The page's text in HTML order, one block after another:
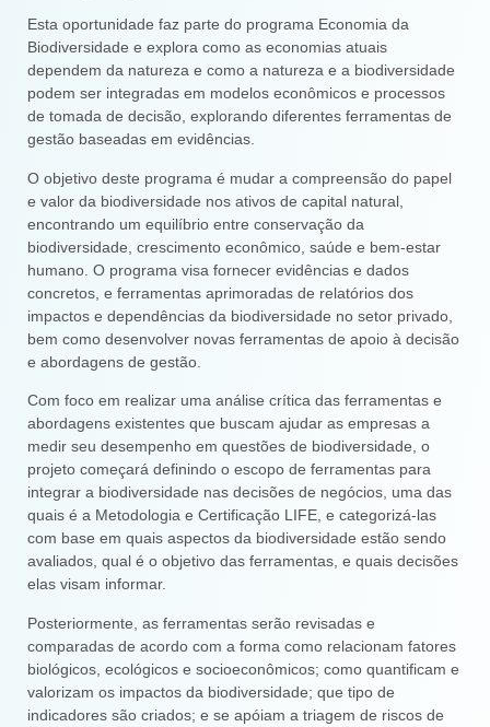
Esta oportunidade faz parte do programa Economia da
Biodiversidade e explora como as economias atuais
dependem da natureza e como a natureza e a biodiversidade
podem ser integradas em modelos econômicos e processos
de tomada de decisão, explorando diferentes ferramentas de
gestão baseadas em evidências.
O objetivo deste programa é mudar a compreensão do papel
e valor da biodiversidade nos ativos de capital natural,
encontrando um equilíbrio entre conservação da
biodiversidade, crescimento econômico, saúde e bem-estar
humano. O programa visa fornecer evidências e dados
concretos, e ferramentas aprimoradas de relatórios dos
impactos e dependências da biodiversidade no setor privado,
bem como desenvolver novas ferramentas de apoio à decisão
e abordagens de gestão.
Com foco em realizar uma análise crítica das ferramentas e
abordagens existentes que buscam ajudar as empresas a
medir seu desempenho em questões de biodiversidade, o
projeto começará definindo o escopo de ferramentas para
integrar a biodiversidade nas decisões de negócios, uma das
quais é a Metodologia e Certificação LIFE, e categorizá-las
com base em quais aspectos da biodiversidade estão sendo
avaliados, qual é o objetivo das ferramentas, e quais decisões
elas visam informar.
Posteriormente, as ferramentas serão revisadas e
comparadas de acordo com a forma como relacionam fatores
biológicos, ecológicos e socioeconômicos; como quantificam e
valorizam os impactos da biodiversidade; que tipo de
indicadores são criados; e se apóiam a triagem de riscos de